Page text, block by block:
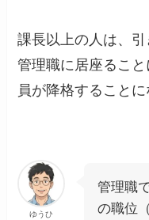
課長以上の人は、
管理職に居座るこ
員が降格することに
ゆうひ
管理職
の職位